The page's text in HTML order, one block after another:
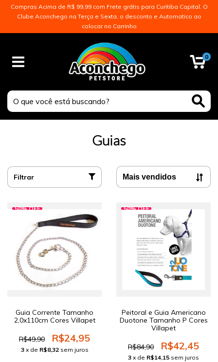
Compras Acima de R$ 99,99 com Frete grátis para Curitiba Capital. O
Clube Aconchego na Terça e Sexta, o desconto e Automatico ao
colocar no Carrinho
0
Guias
Filtrar
50%OFF
Guia Corrente Tamanho
2,0x110cm Cores Villapet
R$49,90 R$24,95
3 x de R$8,32 sem juros
50%OFF
Peitoral e Guia Americano
Duotone Tamanho P Cores
Villapet
R$84,90 R$42,45
3 x de R$14,15 sem juros